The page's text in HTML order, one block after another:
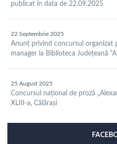
publicat în data de 22.09.2025
22 Septembrie 2025
Anunț privind concursul organizat
manager la Biblioteca Județeană
25 August 2025
Concursul național de proză
XLIII-a, Călărași